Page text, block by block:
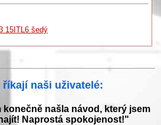
15ITL6 šedý
říkají naši uživatelé:
konečně našla návod, který jsem
Naprostá spokojenost!"